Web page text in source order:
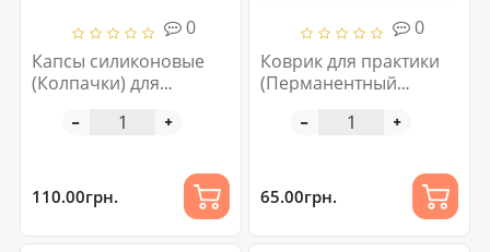
0
Капсы силиконовые
(Колпачки) для
пигментов №9 100 шт
110.00грн.
0
Коврик для практики
(Перманентный
65.00грн.